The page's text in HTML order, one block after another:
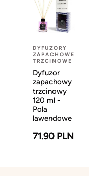
DYFUZORY
ZAPACHOWE
TRZCINOWE
Dyfuzor
zapachowy
trzcinowy
120 ml -
Pola
lawendowe
71.90 PLN